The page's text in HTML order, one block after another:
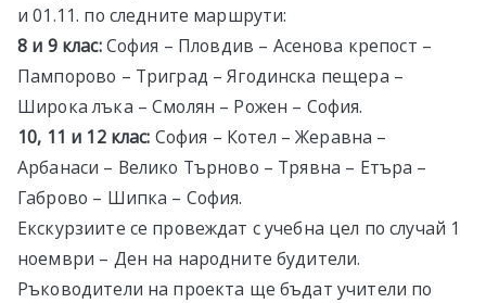
и 01.11. по следните маршрути:
8 и 9 клас:София – Пловдив – Асенова крепост –
Пампорово – Триград – Ягодинска пещера –
Широка лъка – Смолян – Рожен – София.
10, 11 и 12 клас: София – Котел – Жеравна –
Арбанаси – Велико Търново – Трявна – Eтъра –
Габрово – Шипка – София.
Екскурзиите се провеждат с учебна цел по случай 1
ноември – Ден на народните будители.
Ръководители на проекта ще бъдат учители по